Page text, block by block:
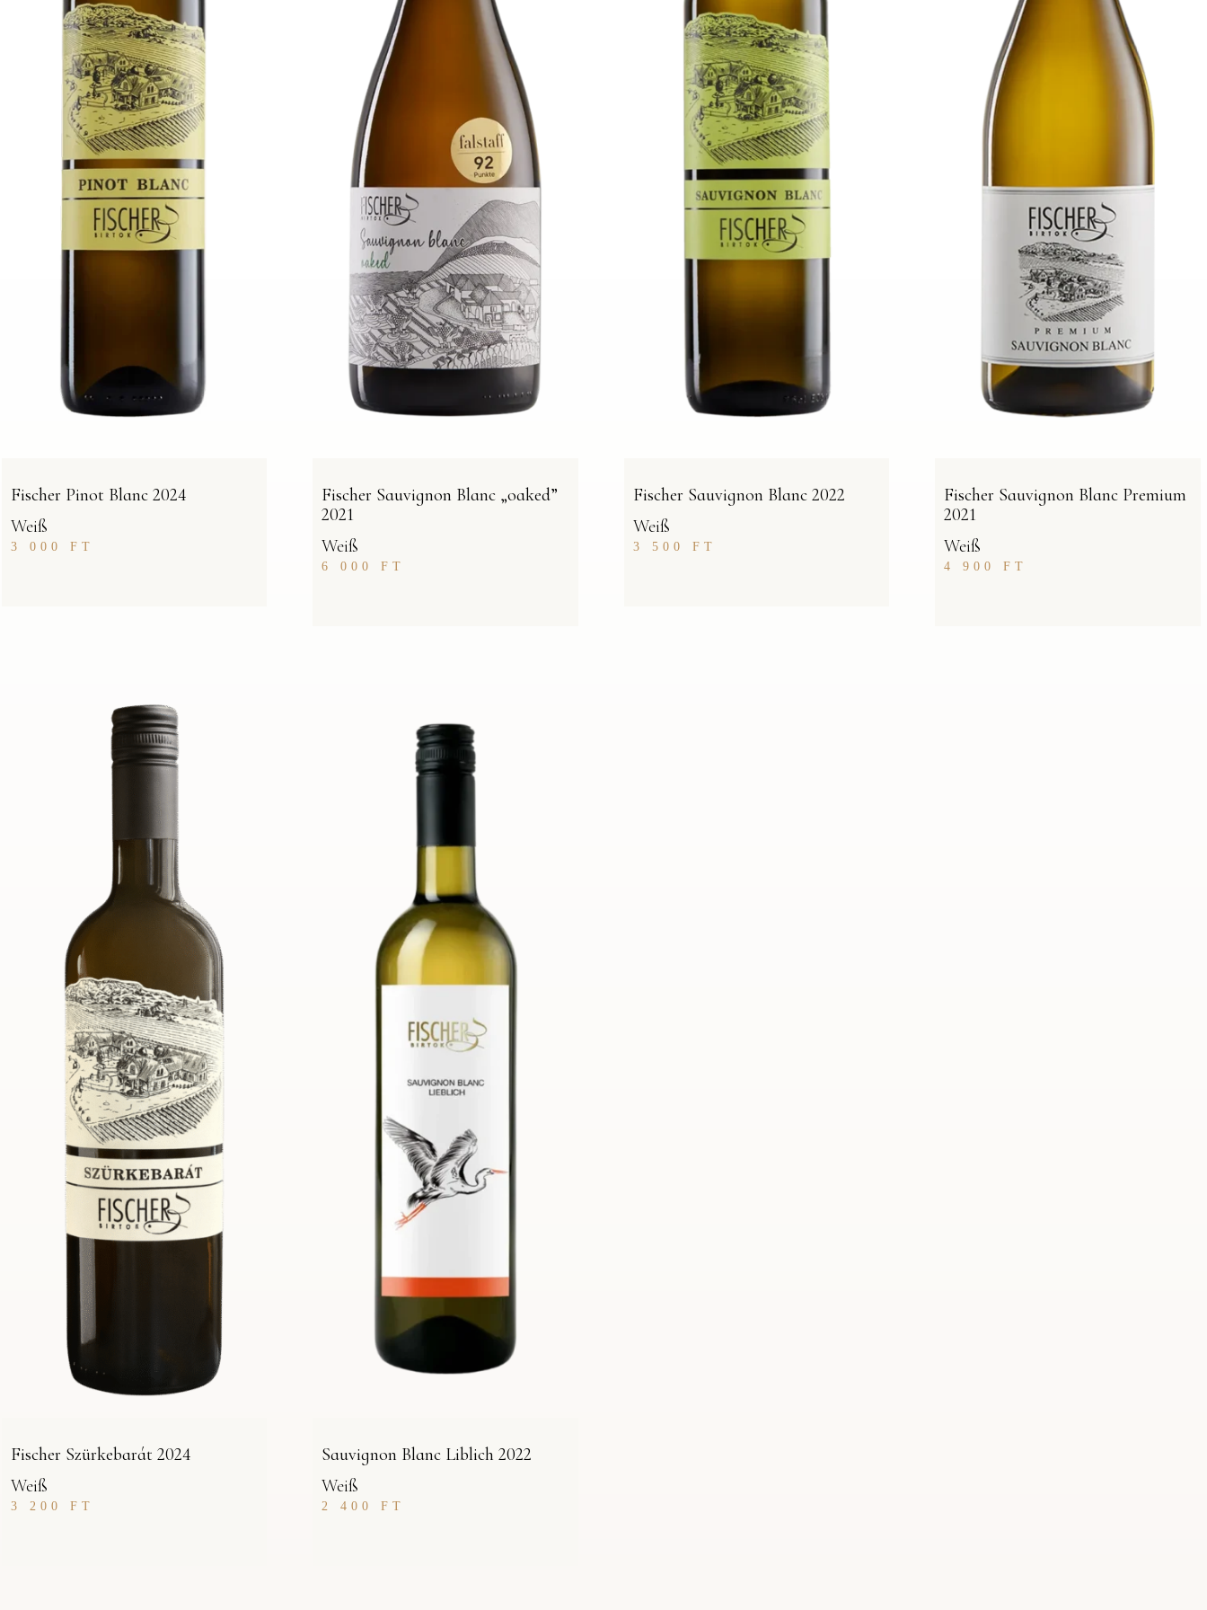
Fischer Pinot Blanc 2024
Weiß
3 000 FT
Fischer Sauvignon Blanc „oaked”
2021
Weiß
6 000FT
Fischer Sauvignon Blanc 2022
Weiß
3 500 FT
Fischer Sauvignon Blanc Premium
2021
Weiß
4 900FT
Fischer Szürkebarát 2024
Weiß
3 200 FT
Sauvignon Blanc Liblich 2022
Weiß
2 400FT